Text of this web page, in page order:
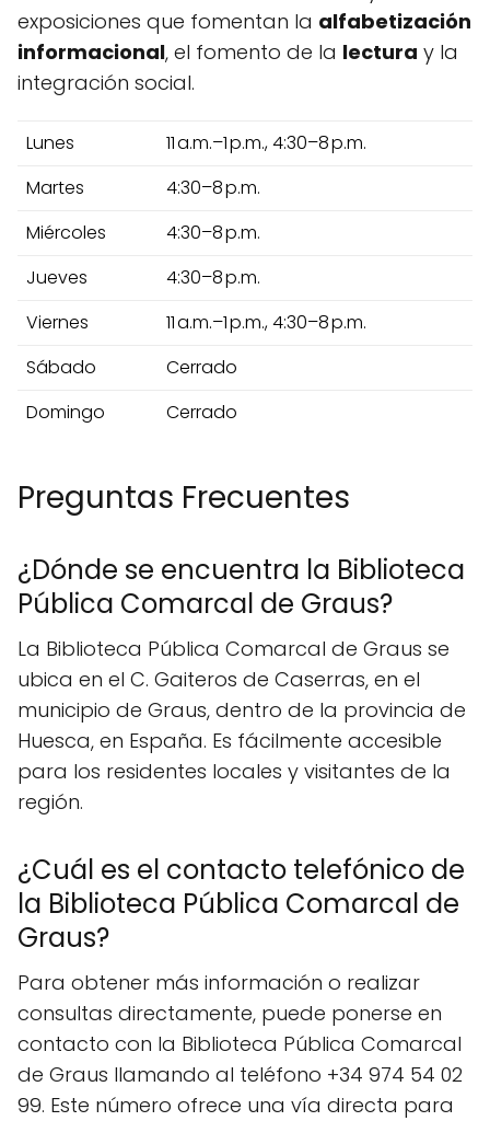
exposiciones que fomentan la alfabetización
informacional, el fomento de la lectura y la
integración social.
Lunes
11 a.m.–1 p.m., 4:30–8 p.m.
Martes
4:30–8 p.m.
Miércoles
4:30–8 p.m.
Jueves
4:30–8 p.m.
Viernes
11 a.m.–1 p.m., 4:30–8 p.m.
Sábado
Cerrado
Domingo
Cerrado
Preguntas Frecuentes
¿Dónde se encuentra la Biblioteca
Pública Comarcal de Graus?
La Biblioteca Pública Comarcal de Graus se
ubica en el C. Gaiteros de Caserras, en el
municipio de Graus, dentro de la provincia de
Huesca, en España. Es fácilmente accesible
para los residentes locales y visitantes de la
región.
¿Cuál es el contacto telefónico de
la Biblioteca Pública Comarcal de
Graus?
Para obtener más información o realizar
consultas directamente, puede ponerse en
contacto con la Biblioteca Pública Comarcal
de Graus llamando al teléfono +34 974 54 02
99. Este número ofrece una vía directa para